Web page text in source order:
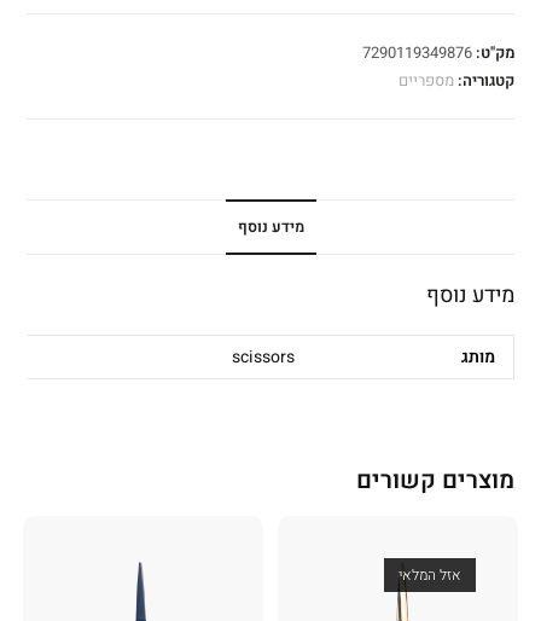
מק"ט:7290119349876
קטגוריה:מספריים
מידע נוסף
מידע נוסף
מותג scissors
מוצרים קשורים
אזל המלאי